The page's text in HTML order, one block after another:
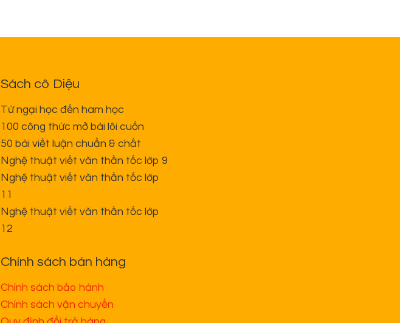
Sách cô Diệu
Từ ngại học đến ham học
100 công thức mở bài lôi cuốn
50 bài viết luận chuẩn & chất
Nghệ thuật viết văn thần tốc lớp 9
Nghệ thuật viết văn thần tốc lớp
11
Nghệ thuật viết văn thần tốc lớp
12
Chính sách bán hàng
Chính sách bảo hành
Chính sách vận chuyển